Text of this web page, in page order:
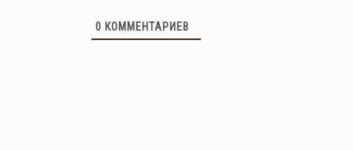
0 КОММЕНТАРИЕВ